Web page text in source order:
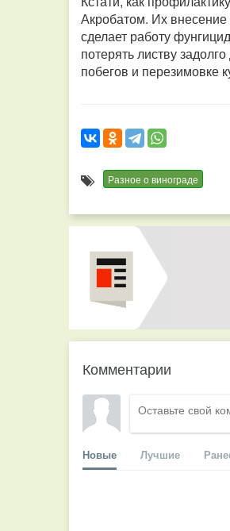
Акробатом. Их
сделает работу
потерять листву
побегов и перезимовке
Разное о винограде
Комментарии
Новые Лучшие